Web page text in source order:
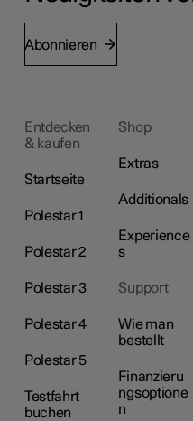
Abonnieren
Entdecken
& kaufen
Startseite
Polestar 1
Polestar 2
Polestar 3
Polestar 4
Polestar 5
Testfahrt
buchen
Shop
Extras
Additionals
Experience
s
Support
Wie man
bestellt
Finanzieru
ngsoptione
n